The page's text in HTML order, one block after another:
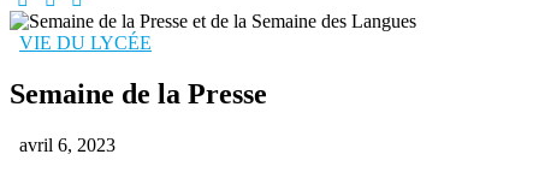
VIE DU LYCÉE
Semaine de la Presse
avril 6, 2023